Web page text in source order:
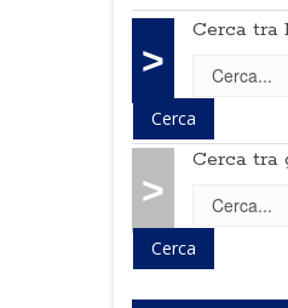
>
Cerca tra
>
Cerca tra